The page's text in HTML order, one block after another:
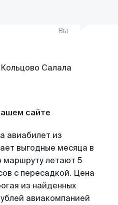
Вы
сайте
авиабилет из
выгодные месяца в
маршруту летают 5
с пересадкой. Цена
из найденных
авиакомпанией